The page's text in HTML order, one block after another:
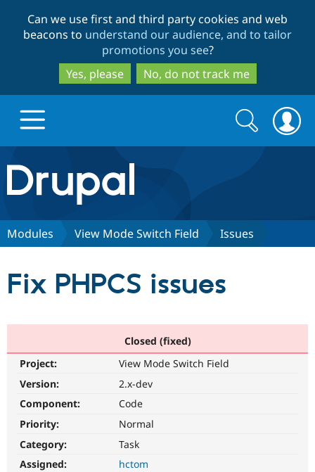
to
main
content
to
search
Can we use first and third party cookies and web
beacons to understand our audience, and to tailor
promotions you see?
Yes, please
No, do not track me
Drupal.org home
Discover Drupal
Drupal AI
Find a
Community
Support Drupal
Get Started
Search
form
Search
Modules View Mode Switch Field Issues
Fix PHPCS issues
Closed (fixed)
Project:
View Mode Switch Field
Version:
2.x-dev
Component:
Code
Priority:
Normal
Category:
Task
Assigned:
hctom